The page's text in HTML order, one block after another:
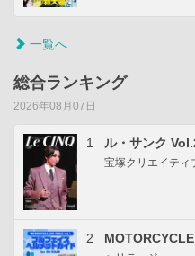
一覧へ
総合ランキング
2026年08月07日
1 ル・サンク
宝塚クリエイティ
2